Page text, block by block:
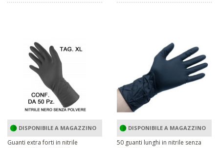
DISPONIBILE A MAGAZZINO
Guanti extra forti in nitrile
DISPONIBILE A MAGAZZINO
50 guanti lunghi in nitrile senza